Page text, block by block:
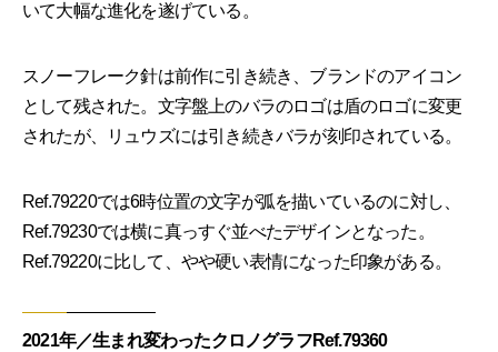
いて大幅な進化を遂げている。
スノーフレーク針は前作に引き続き、ブランドのアイコン
として残された。文字盤上のバラのロゴは盾のロゴに変更
されたが、リュウズには引き続きバラが刻印されている。
Ref.79220では6時位置の文字が弧を描いているのに対し、
Ref.79230では横に真っすぐ並べたデザインとなった。
Ref.79220に比して、やや硬い表情になった印象がある。
2021年／生まれ変わったクロノグラフRef.79360